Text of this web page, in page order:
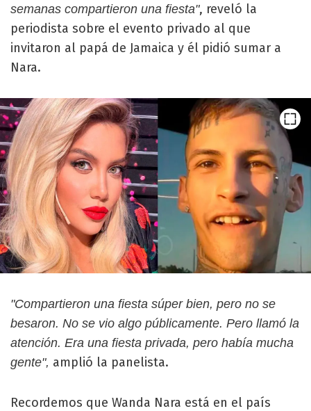
semanas compartieron una fiesta", reveló la
periodista sobre el evento privado al que
invitaron al papá de Jamaica y él pidió sumar a
Nara.
"Compartieron una fiesta súper bien, pero no se
besaron. No se vio algo públicamente. Pero llamó la
atención. Era una fiesta privada, pero había mucha
gente", amplió la panelista.
Recordemos que Wanda Nara está en el país